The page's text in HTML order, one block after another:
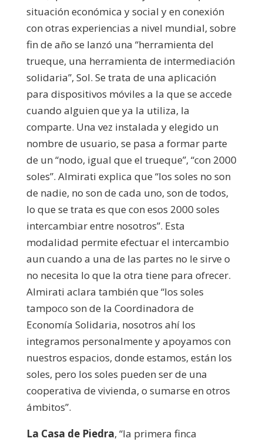
situación económica y social y en conexión
con otras experiencias a nivel mundial, sobre
fin de año se lanzó una “herramienta del
trueque, una herramienta de intermediación
solidaria”, Sol. Se trata de una aplicación
para dispositivos móviles a la que se accede
cuando alguien que ya la utiliza, la
comparte. Una vez instalada y elegido un
nombre de usuario, se pasa a formar parte
de un “nodo, igual que el trueque”, “con 2000
soles”. Almirati explica que “los soles no son
de nadie, no son de cada uno, son de todos,
lo que se trata es que con esos 2000 soles
intercambiar entre nosotros”. Esta
modalidad permite efectuar el intercambio
aun cuando a una de las partes no le sirve o
no necesita lo que la otra tiene para ofrecer.
Almirati aclara también que “los soles
tampoco son de la Coordinadora de
Economía Solidaria, nosotros ahí los
integramos personalmente y apoyamos con
nuestros espacios, donde estamos, están los
soles, pero los soles pueden ser de una
cooperativa de vivienda, o sumarse en otros
ámbitos”.
La Casa de Piedra, “la primera finca